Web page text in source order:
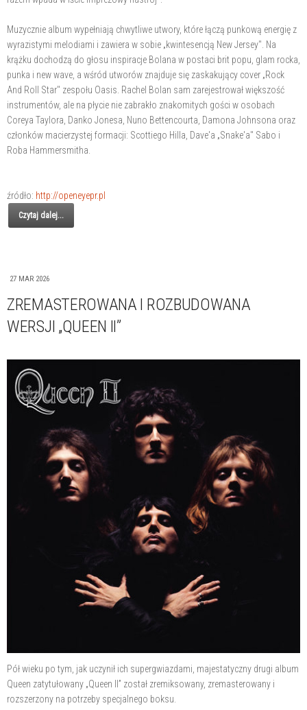
Muzycznie album wypełniają chwytliwe utwory, które łączą punkową energię z
wyrazistymi melodiami i zawiera w sobie „kwintesencją New Jersey". Na
krążku dochodzą do głosu inspiracje Bolana w postaci brit popu, glam rocka,
punka i new wave, a wśród utworów znajduje się zaskakujący cover „Rock
And Roll Star" zespołu Oasis. Rachel Bolan sam zarejestrował większość
instrumentów, ale na płycie nie zabrakło znakomitych gości w osobach
Coreya Taylora, Danko Jonesa, Nuno Bettencourta, Damona Johnsona oraz
członków macierzystej formacji: Scottiego Hilla, Dave'a „Snake'a" Sabo i
Roba Hammersmitha.
źródło: http://openeyepr.pl
Czytaj dalej...
27 MAR 2026
ZREMASTEROWANA I ROZBUDOWANA
WERSJI „QUEEN II”
Pół wieku po tym, jak uczynił ich supergwiazdami, majestatyczny drugi album
Queen zatytułowany „Queen II” został zremiksowany, zremasterowany i
rozszerzony na potrzeby specjalnego boksu.